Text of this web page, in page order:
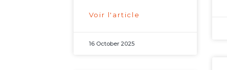
Voir l'article
16 October 2025